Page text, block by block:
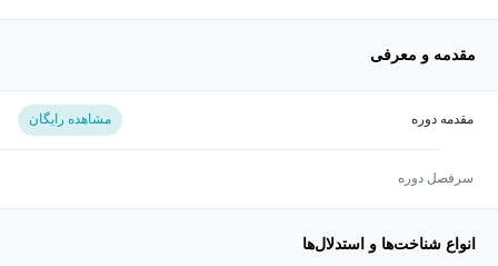
مقدمه و معرفی
مقدمه دوره مشاهده رایگان
سرفصل دوره
انواع شناخت‌ها و استدلال‌ها